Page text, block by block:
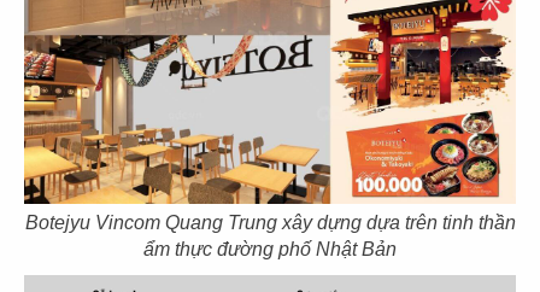
Botejyu Vincom Quang Trung xây dựng dựa trên tinh thần
ẩm thực đường phố Nhật Bản
THI CÔNG NHÀ HÀNG BOTEJYU
VINCOM QUANG TRUNG, GÒ VẤP
Chủ đầu tư: TAKAHIRO Group
Diện tích: 110m2
Địa điểm: L2-10 Vincom Plaza Quang Trung,
phường Gò Vấp, TP.HCM
CHI TIẾT